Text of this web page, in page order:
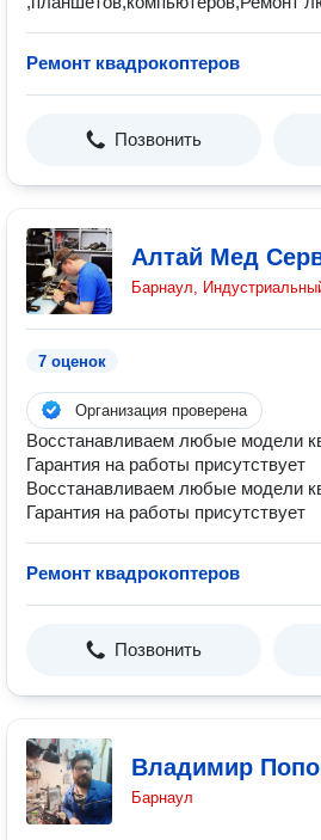
Ремонт квадрокоптеров
Позвонить
Алтай Мед
Барнаул,
7 оценок
Организация проверена
Восстанавливаем любые модели
Гарантия на работы присутствует
Восстанавливаем любые модели
Гарантия на работы присутствует
Ремонт квадрокоптеров
Позвонить
Владимир
Барнаул